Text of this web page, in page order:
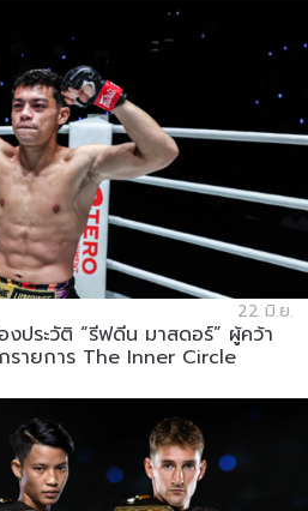
22 มิ.ย.
ประวัติ “รีฟดีน มาสดอร์” ผู้คว้า
ายการ The Inner Circle